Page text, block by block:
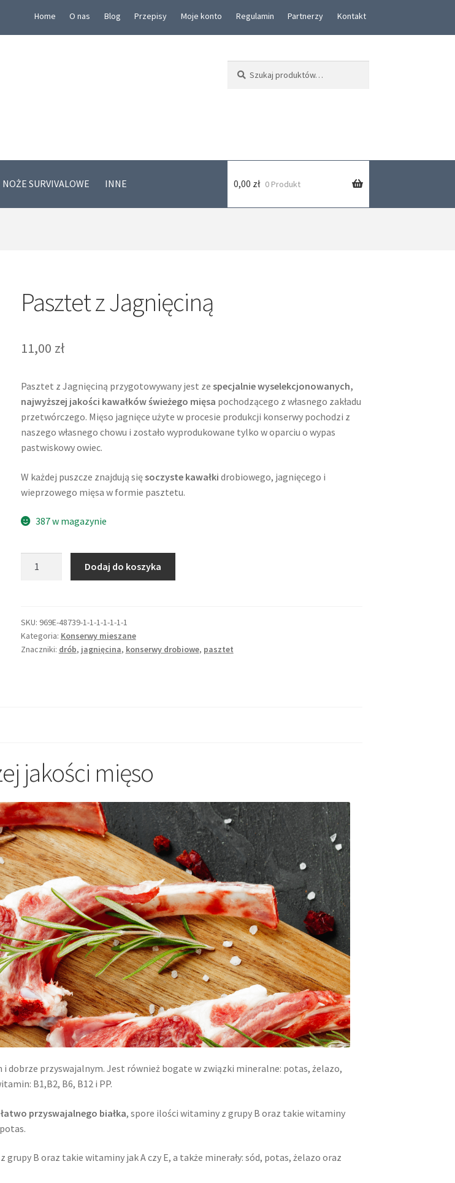
Home O nas Blog Przepisy Moje konto Regulamin Partnerzy Kontakt
NOŻE SURVIVALOWE INNE 0,00 zł 0 Produkt
Pasztet z Jagnięciną
11,00 zł
Pasztet z Jagnięciną przygotowywany jest ze specjalnie wyselekcjonowanych,
najwyższej jakości kawałków świeżego mięsa pochodzącego z własnego zakładu
przetwórczego. Mięso jagnięce użyte w procesie produkcji konserwy pochodzi z
naszego własnego chowu i zostało wyprodukowane tylko w oparciu o wypas
pastwiskowy owiec.
W każdej puszcze znajdują sięsoczyste kawałki drobiowego, jagnięcego i
wieprzowego mięsa w formie pasztetu.
387 w magazynie
Dodaj do koszyka
SKU: 969E-48739-1-1-1-1-1-1-1
Kategoria: Konserwy mieszane
Znaczniki: drób, jagnięcina, konserwy drobiowe, pasztet
jakości mięso
dobrze przyswajalnym. Jest również bogate w związki mineralne: potas, żelazo,
B1,B2, B6, B12 i PP.
przyswajalnego białka, spore ilości witaminy z grupy B oraz takie witaminy
grupy B oraz takie witaminy jak A czy E, a także minerały: sód, potas, żelazo oraz